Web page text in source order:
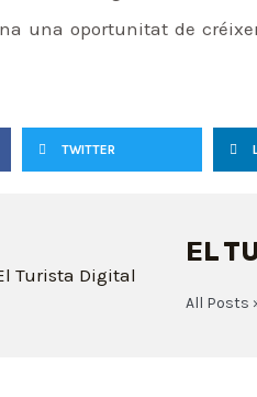
una oportunitat de
TWITTER
EL
All Posts